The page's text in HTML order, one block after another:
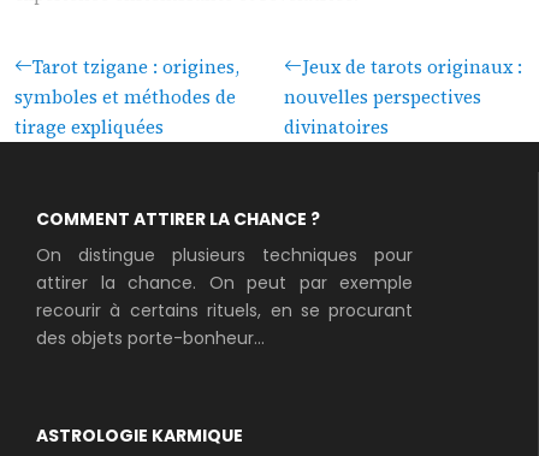
Tarot tzigane : origines,
symboles et méthodes de
tirage expliquées
Jeux de tarots originaux :
nouvelles perspectives
divinatoires
COMMENT ATTIRER LA CHANCE ?
On distingue plusieurs techniques pour
attirer la chance. On peut par exemple
recourir à certains rituels, en se procurant
des objets porte-bonheur...
ASTROLOGIE KARMIQUE